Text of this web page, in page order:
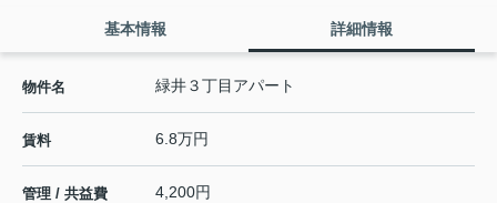
基本情報 詳細情報
物件名 緑井３丁目アパート
賃料 6.8万円
管理 / 共益費 4,200円